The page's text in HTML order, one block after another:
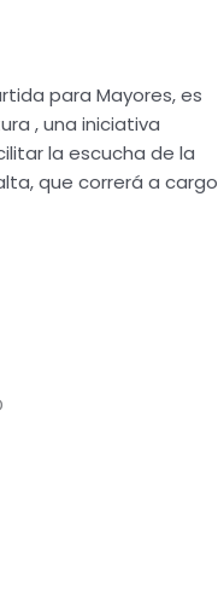
para Mayores, es
, una iniciativa
la escucha de la
que correrá a cargo